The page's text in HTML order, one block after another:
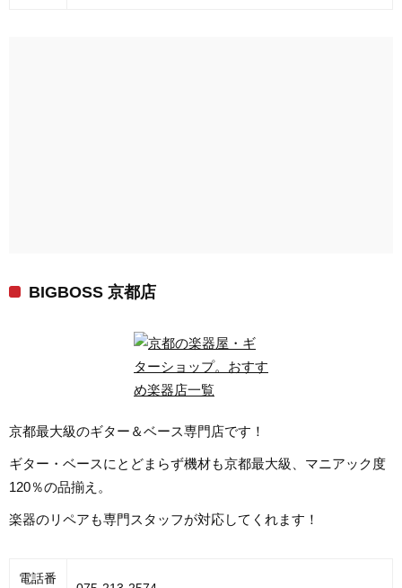
BIGBOSS 京都店
京都最大級のギター＆ベース専門店です！
ギター・ベースにとどまらず機材も京都最大級、マニアック度
120％の品揃え。
楽器のリペアも専門スタッフが対応してくれます！
電話番